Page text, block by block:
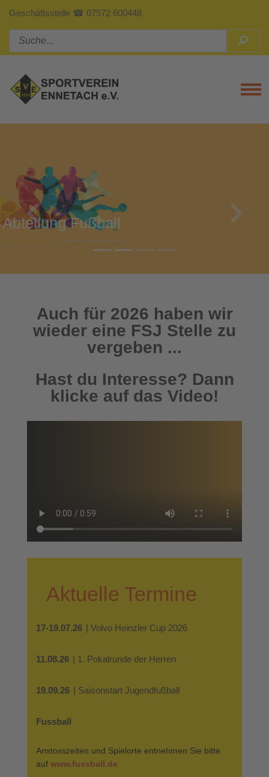
Geschäftsstelle ☎ 07572 600448
Abteilung Turnen
Previous
Auch für 2026 haben wir
wieder eine FSJ Stelle zu
vergeben ...
Hast du Interesse? Dann
klicke auf das Video!
Aktuelle Termine
17-19.07.26 | Volvo Heinzler Cup 2026
11.08.26 | 1. Pokalrunde der Herren
19.09.26 | Saisonstart Jugendfußball
Fussball
Anstosszeiten und Spielorte entnehmen Sie bitte
auf www.fussball.de